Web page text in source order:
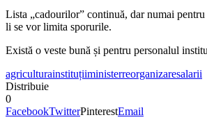
Lista „cadourilor” continuă, dar numai
li se vor limita sporurile.
Există o veste bună și pentru personalul
agriculturainstituțiiministerreorganizaresalarii
Distribuie
0
FacebookTwitterPinterestEmail